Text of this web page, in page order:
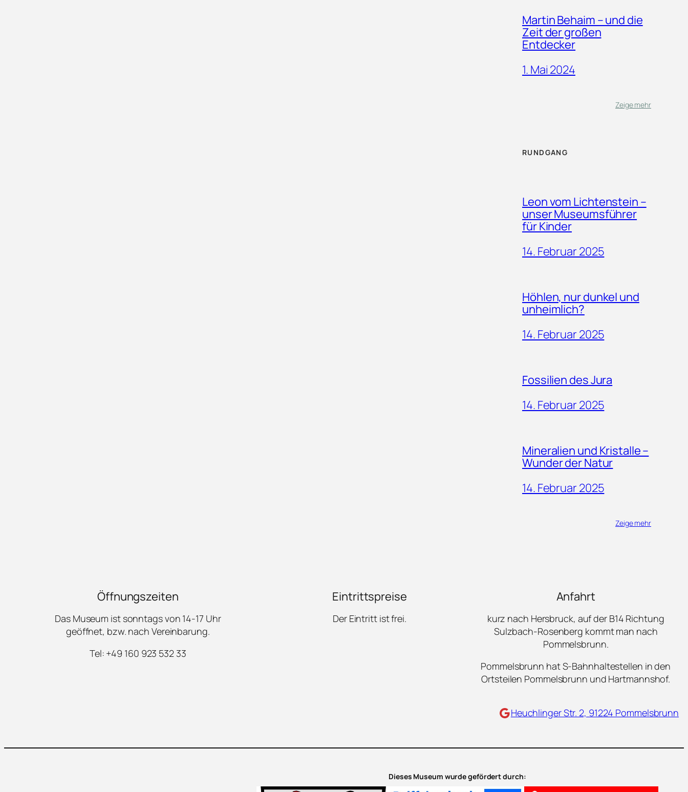
Martin Behaim – und die
Zeit der großen
Entdecker
1. Mai 2024
Zeige mehr
RUNDGANG
Leon vom Lichtenstein –
unser Museumsführer
für Kinder
14. Februar 2025
Höhlen, nur dunkel und
unheimlich?
14. Februar 2025
Fossilien des Jura
14. Februar 2025
Mineralien und Kristalle –
Wunder der Natur
14. Februar 2025
Zeige mehr
Öffnungszeiten
Das Museum ist sonntags von 14-17 Uhr
geöffnet, bzw. nach Vereinbarung.
Tel: +49 160 923 532 33
Eintrittspreise
Der Eintritt ist frei.
Anfahrt
kurz nach Hersbruck, auf der B14 Richtung
Sulzbach-Rosenberg kommt man nach
Pommelsbrunn.
Pommelsbrunn hat S-Bahnhaltestellen in den
Ortsteilen Pommelsbrunn und Hartmannshof.
Maps Heuchlinger Str. 2, 91224 Pommelsbrunn
Dieses Museum wurde gefördert durch: